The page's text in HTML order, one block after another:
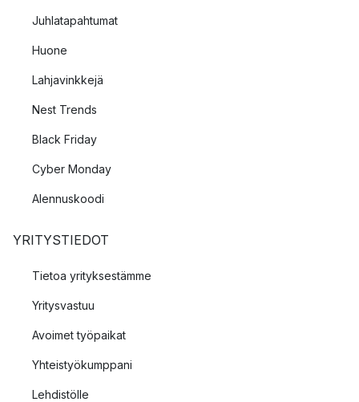
Juhlatapahtumat
Huone
Lahjavinkkejä
Nest Trends
Black Friday
Cyber Monday
Alennuskoodi
YRITYSTIEDOT
Tietoa yrityksestämme
Yritysvastuu
Avoimet työpaikat
Yhteistyökumppani
Lehdistölle